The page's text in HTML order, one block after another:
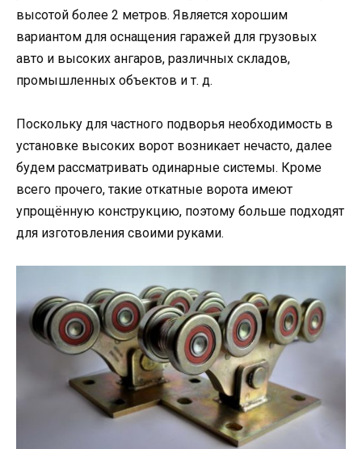
высотой более 2 метров. Является хорошим
вариантом для оснащения гаражей для грузовых
авто и высоких ангаров, различных складов,
промышленных объектов и т. д.
Поскольку для частного подворья необходимость в
установке высоких ворот возникает нечасто, далее
будем рассматривать одинарные системы. Кроме
всего прочего, такие откатные ворота имеют
упрощённую конструкцию, поэтому больше подходят
для изготовления своими руками.